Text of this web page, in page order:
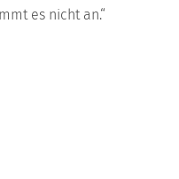
es nicht an.“